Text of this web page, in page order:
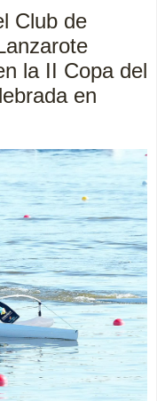
Club de
la II Copa del
en